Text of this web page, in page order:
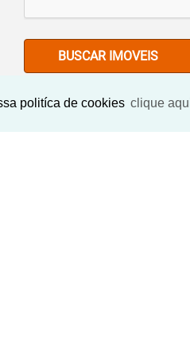
politíca de cookies clique
BUSCAR IMOVEIS